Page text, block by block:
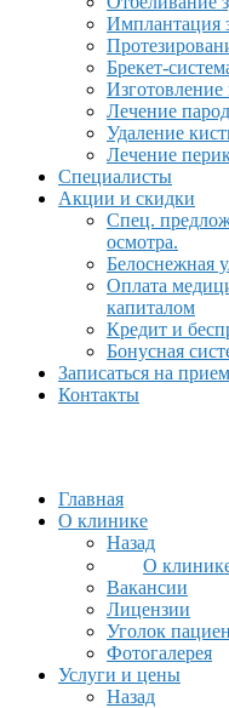
Имплантация
Брекет-
Изготовление
Лечение
Удаление
Лечение
Специалисты
Акции и скидки
Спец.
осмотра.
Белоснежная
Оплата
капиталом
Кредит и
Бонусная
Записаться на прием
Контакты
Главная
О клинике
Назад
О
Вакансии
Лицензии
Уголок
Фотогалерея
Услуги и цены
Назад